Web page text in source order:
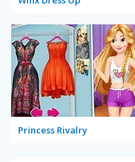
Princess Rivalry